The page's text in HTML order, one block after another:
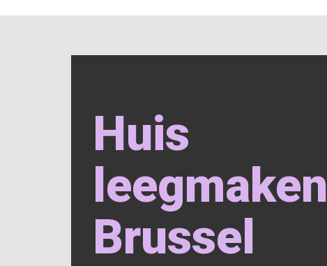
Huis
leegmaken
Brussel